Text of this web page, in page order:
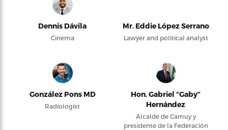
Dennis Dávila
Cinema
Mr. Eddie López Serrano
Lawyer and political analyst
González Pons MD
Radiologist
Hon. Gabriel “Gaby”
Hernández
Alcalde de Camuy y
presidente de la Federación